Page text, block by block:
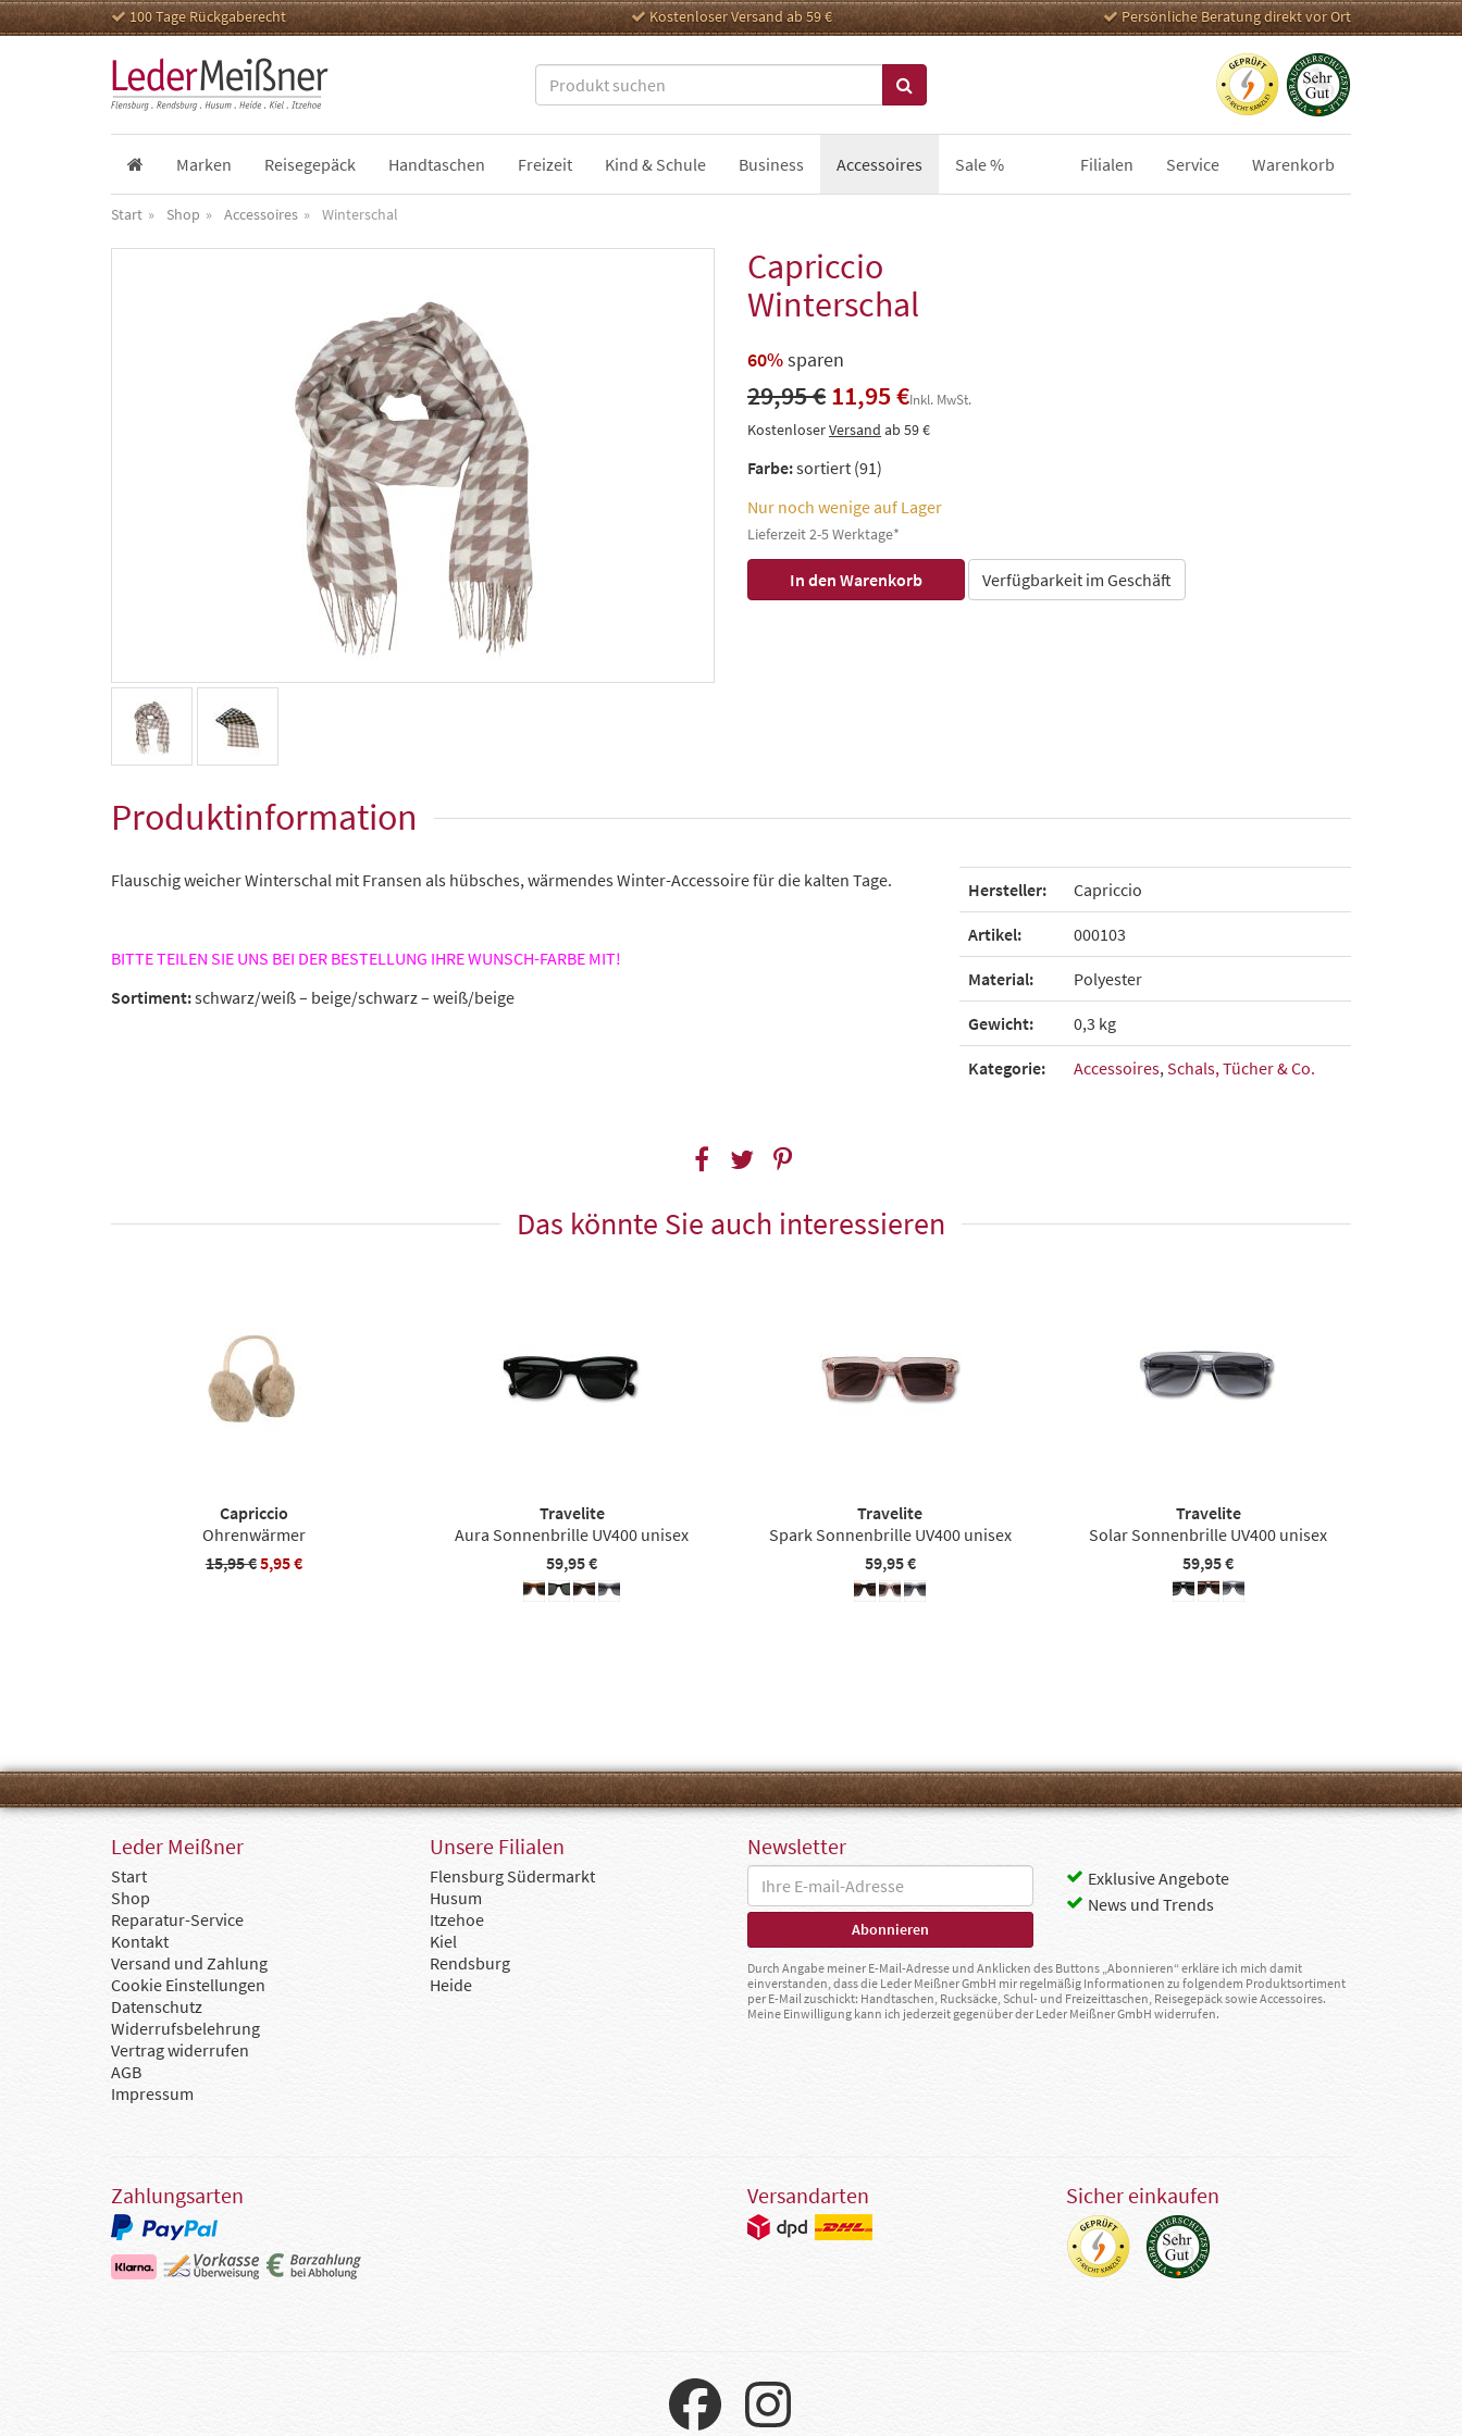
100 Tage Rückgaberecht Kostenloser Versand ab 59 € Persönliche Beratung direkt vor Ort
Marken Reisegepäck Handtaschen Freizeit Kind & Schule Business Accessoires Sale % Filialen Service Warenkorb
Start Shop Accessoires Winterschal
Capriccio
Winterschal
60%sparen
29,95 €11,95 €Inkl. MwSt.
KostenloserVersand ab 59 €
Farbe:sortiert (91)
Nur noch wenige auf Lager
Lieferzeit 2-5 Werktage*
Verfügbarkeit im Geschäft
Produktinformation
Flauschig weicher Winterschal mit Fransen als hübsches, wärmendes Winter-Accessoire für die kalten Tage.
BITTE TEILEN SIE UNS BEI DER BESTELLUNG IHRE WUNSCH-FARBE MIT!
Sortiment:schwarz/weiß – beige/schwarz – weiß/beige
Hersteller: Capriccio
Artikel: 000103
Material: Polyester
Gewicht: 0,3 kg
Kategorie: Accessoires,Schals, Tücher & Co.
Das könnte Sie auch interessieren
Capriccio
Ohrenwärmer
15,95 €5,95 €
Travelite
Aura Sonnenbrille UV400 unisex
59,95 €
Travelite
Spark Sonnenbrille UV400 unisex
59,95 €
Travelite
Solar Sonnenbrille UV400 unisex
59,95 €
Leder Meißner
Start
Shop
Reparatur-Service
Kontakt
Versand und Zahlung
Cookie Einstellungen
Datenschutz
Widerrufsbelehrung
Vertrag widerrufen
AGB
Impressum
Unsere Filialen
Flensburg Südermarkt
Husum
Itzehoe
Kiel
Rendsburg
Heide
Newsletter
Exklusive Angebote
News und Trends
Durch Angabe meiner E-Mail-Adresse und Anklicken des Buttons „Abonnieren“ erkläre ich mich damit
einverstanden, dass die Leder Meißner GmbH mir regelmäßig Informationen zu folgendem Produktsortiment
per E-Mail zuschickt: Handtaschen, Rucksäcke, Schul- und Freizeittaschen, Reisegepäck sowie Accessoires.
Meine Einwilligung kann ich jederzeit gegenüber der Leder Meißner GmbH widerrufen.
Zahlungsarten Versandarten Sicher einkaufen